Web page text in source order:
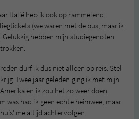
Italië heb ik ook op rammelend
(we waren met de bus, maar ik
Gelukkig hebben mijn studiegenoten
durf ik dus niet alleen op reis. Stel
Twee jaar geleden ging ik met mijn
en ik zou het zo weer doen.
was had ik geen echte heimwee, maar
me altijd achtervolgen.